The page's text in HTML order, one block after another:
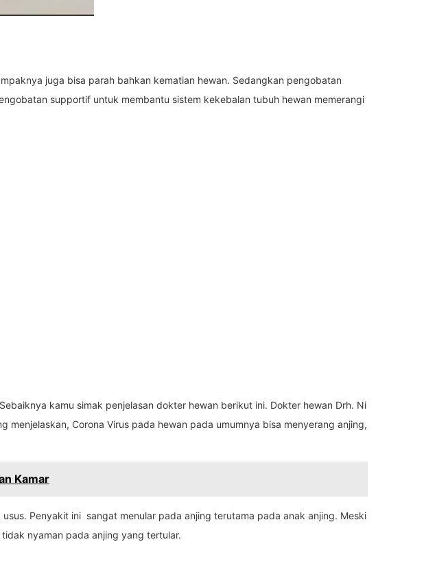
juga bisa parah bahkan kematian hewan. Sedangkan pengobatan
supportif untuk membantu sistem kekebalan tubuh hewan memerangi
kamu simak penjelasan dokter hewan berikut ini. Dokter hewan Drh. Ni
menjelaskan, Corona Virus pada hewan pada umumnya bisa menyerang anjing,
Kamar
Penyakit ini sangat menular pada anjing terutama pada anak anjing. Meski
nyaman pada anjing yang tertular.